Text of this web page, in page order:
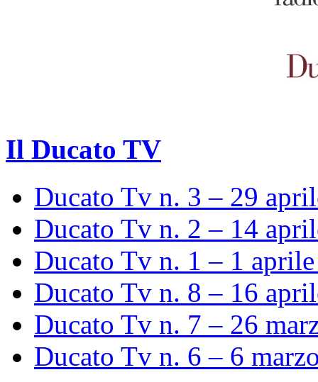
Il Ducato TV
Ducato Tv n. 3 – 29
Ducato Tv n. 2 – 14
Ducato Tv n. 1 – 1
Ducato Tv n. 8 – 16
Ducato Tv n. 7 – 26
Ducato Tv n. 6 – 6